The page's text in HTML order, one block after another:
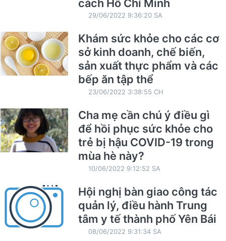
cách Hồ Chí Minh
29/06/2022 9:36:20 SA
Khám sức khỏe cho các cơ
sở kinh doanh, chế biến,
sản xuất thực phẩm và các
bếp ăn tập thể
23/06/2022 3:38:55 CH
Cha mẹ cần chú ý điều gì
để hồi phục sức khỏe cho
trẻ bị hậu COVID-19 trong
mùa hè này?
10/06/2022 9:12:52 SA
Hội nghị bàn giao công tác
quản lý, điều hành Trung
tâm y tế thành phố Yên Bái
08/06/2022 9:31:34 SA